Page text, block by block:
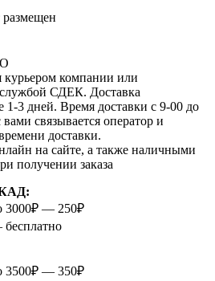
размещен
курьером компании или
службой СДЕК. Доставка
1-3 дней. Время доставки с 9-00 до
связывается оператор и
доставки.
на сайте, а также наличными
получении заказа
3000₽ — 250₽
3500₽ — 350₽